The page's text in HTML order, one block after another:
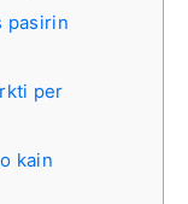
pasirin
per
kain